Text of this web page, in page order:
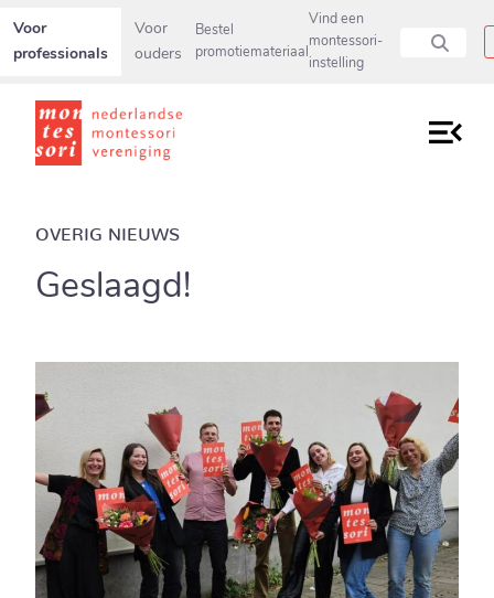
Geslaagd!
OVERIG NIEUWS
Secundaire navigatiemenu overslaan en direct naar pagina
Voor
professionals
Voor
ouders
Bestel
promotiemateriaal
Vind een
montessori-
instelling